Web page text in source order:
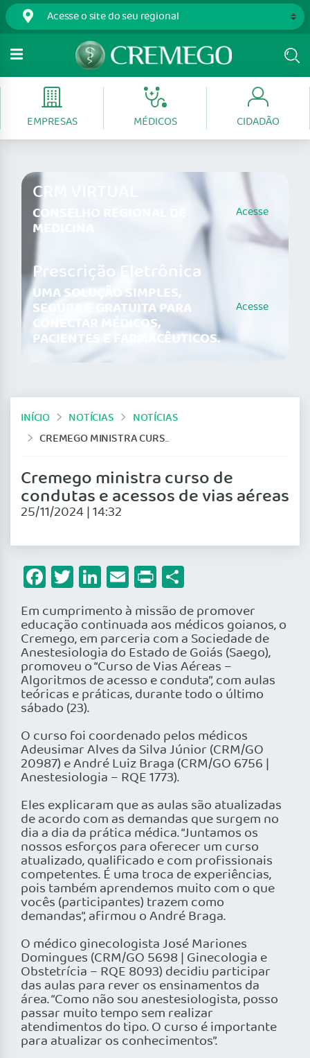
EMPRESAS MÉDICOS CIDADÃO
CRM VIRTUAL
CONSELHO REGIONAL DE
MEDICINA
Acesse
Prescrição Eletrônica
UMA SOLUÇÃO SIMPLES,
SEGURA E GRATUITA PARA
CONECTAR MÉDICOS,
PACIENTES E FARMACÊUTICOS.
Acesse
INÍCIO NOTÍCIAS
NOTÍCIAS
CREMEGO MINISTRA CURSO DE CONDUTAS E ACESSOS DE VIAS AÉREAS
Cremego ministra curso de
condutas e acessos de vias aéreas
25/11/2024 | 14:32
Facebook
Twitter
LinkedIn
Email
Print
Em cumprimento à missão de promover
educação continuada aos médicos goianos, o
Cremego, em parceria com a Sociedade de
Anestesiologia do Estado de Goiás (Saego),
promoveu o “Curso de Vias Aéreas –
Algoritmos de acesso e conduta”, com aulas
teóricas e práticas, durante todo o último
sábado (23).
O curso foi coordenado pelos médicos
Adeusimar Alves da Silva Júnior (CRM/GO
20987) e André Luiz Braga (CRM/GO 6756 |
Anestesiologia – RQE 1773).
Eles explicaram que as aulas são atualizadas
de acordo com as demandas que surgem no
dia a dia da prática médica. “Juntamos os
nossos esforços para oferecer um curso
atualizado, qualificado e com profissionais
competentes. É uma troca de experiências,
pois também aprendemos muito com o que
vocês (participantes) trazem como
demandas”, afirmou o André Braga.
O médico ginecologista José Mariones
Domingues (CRM/GO 5698 | Ginecologia e
Obstetrícia – RQE 8093) decidiu participar
das aulas para rever os ensinamentos da
área. “Como não sou anestesiologista, posso
passar muito tempo sem realizar
atendimentos do tipo. O curso é importante
para atualizar os conhecimentos”.